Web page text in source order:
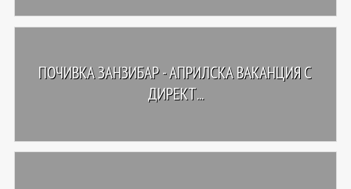
ПОЧИВКА ЗАНЗИБАР - АПРИЛСКА ВАКАНЦИЯ С
ДИРЕКТ...